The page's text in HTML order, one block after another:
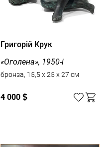
Григорій Крук
«Оголена», 1950-і
бронза, 15,5 х 25 х 27 см
4 000 $